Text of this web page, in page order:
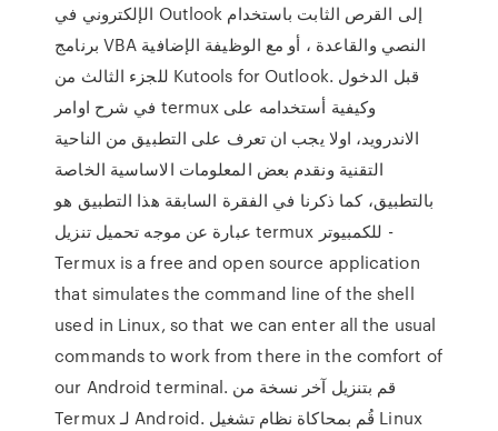
الإلكتروني في Outlook إلى القرص الثابت باستخدام
برنامج VBA النصي والقاعدة ، أو مع الوظيفة الإضافية
للجزء الثالث من Kutools for Outlook. قبل الدخول
في شرح اوامر termux وكيفية أستخدامه على
الاندرويد، اولا يجب ان تعرف على التطبيق من الناحية
التقنية ونقدم بعض المعلومات الاساسية الخاصة
بالتطبيق، كما ذكرنا في الفقرة السابقة هذا التطبيق هو
عبارة عن موجه تحميل تنزيل termux للكمبيوتر -
Termux is a free and open source application
that simulates the command line of the shell
used in Linux, so that we can enter all the usual
commands to work from there in the comfort of
our Android terminal. قم بتنزيل آخر نسخة من
Termux لـ Android. قُم بمحاكاة نظام تشغيل Linux